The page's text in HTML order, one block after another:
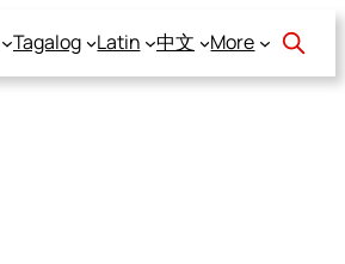
Tagalog Latin 中文 More